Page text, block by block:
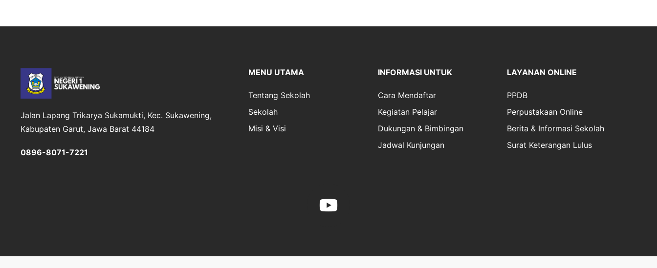
Jalan Lapang Trikarya Sukamukti, Kec. Sukawening,
Kabupaten Garut, Jawa Barat 44184
0896-8071-7221
MENU UTAMA
Tentang Sekolah
Sekolah
Misi & Visi
INFORMASI UNTUK
Cara Mendaftar
Kegiatan Pelajar
Dukungan & Bimbingan
Jadwal Kunjungan
LAYANAN ONLINE
PPDB
Perpustakaan Online
Berita & Informasi Sekolah
Surat Keterangan Lulus